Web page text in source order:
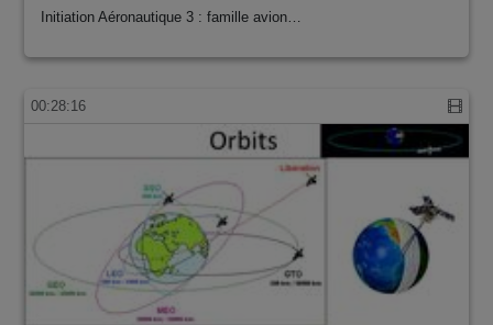
Initiation Aéronautique 3 : famille avion…
00:28:16